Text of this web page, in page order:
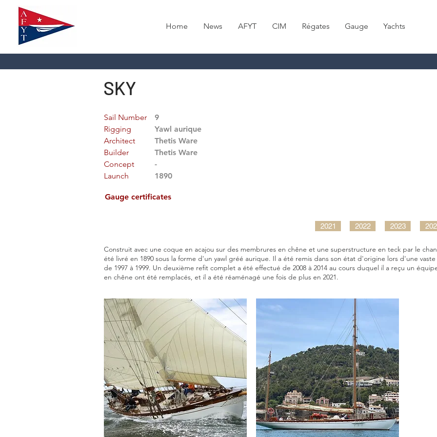
Home News AFYT CIM Régates Gauge Yachts
SKY
Sail Number
9
Rigging
Yawl aurique
Architect
Thetis Ware
Builder
Thetis Ware
Concept
-
Launch
1890
Gauge certificates
2021 2022 2023
Construit avec une coque en acajou sur des membrures en chêne et une superstructure en teck par le
été livré en 1890 sous la forme d'un yawl gréé aurique. Il a été remis dans son état d'origine lors d'une
de 1997 à 1999. Un deuxième refit complet a été effectué de 2008 à 2014 au cours duquel il a reçu un
en chêne ont été remplacés, et il a été réaménagé une fois de plus en 2021.